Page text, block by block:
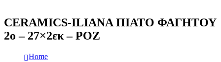
CERAMICS-ILIANA ΠΙΑΤΟ ΦΑΓΗΤΟΥ
2ο – 27×2εκ – ΡΟΖ
Home